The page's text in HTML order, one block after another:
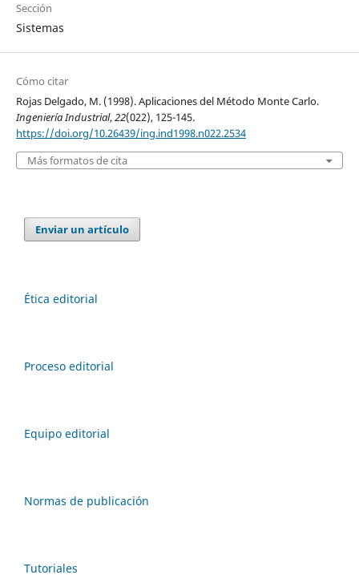
Sección
Sistemas
Cómo citar
Rojas Delgado, M. (1998). Aplicaciones del Método Monte Carlo.
Ingeniería Industrial,22(022), 125-145.
https://doi.org/10.26439/ing.ind1998.n022.2534
Más formatos de cita
Enviar un artículo
Ética editorial
Proceso editorial
Equipo editorial
Normas de publicación
Tutoriales